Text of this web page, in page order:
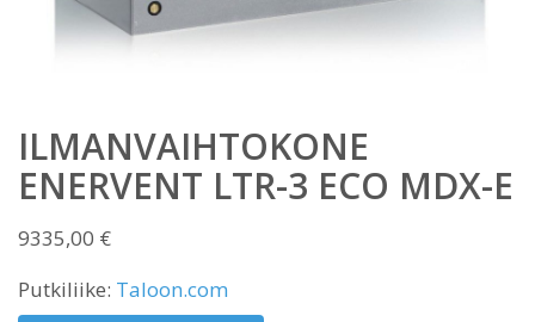
ILMANVAIHTOKONE
ENERVENT LTR-3 ECO MDX-E
9335,00 €
Putkiliike: Taloon.com